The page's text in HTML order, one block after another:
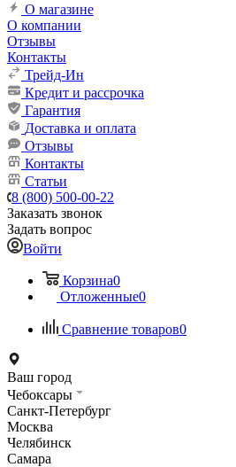
О магазине
О компании
Отзывы
Контакты
Трейд-Ин
Кредит и рассрочка
Гарантия
Доставка и оплата
Отзывы
Контакты
Статьи
8 (800) 500-00-22
Заказать звонок
Задать вопрос
Войти
Корзина0
Отложенные0
Сравнение товаров0
Ваш город
Чебоксары
Санкт-Петербург
Москва
Челябинск
Самара